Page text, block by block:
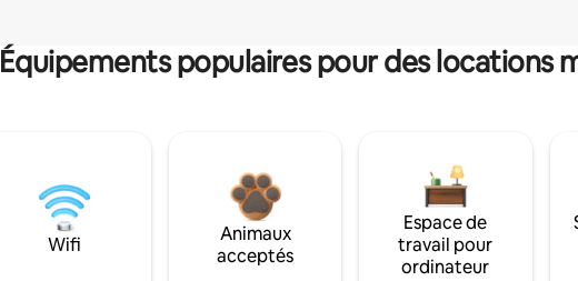
Équipements populaires pour des locations
Wifi
Animaux
acceptés
Espace de
travail pour
ordinateur